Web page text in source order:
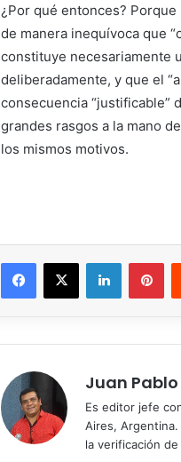
¿Por qué entonces?
de manera inequívoca que
constituye necesariamente
deliberadamente, y que el
consecuencia “justificable”
grandes rasgos a la mano
los mismos motivos.
Facebook
X LinkedIn
Juan Pablo
Es editor jefe
Aires,
la verificación